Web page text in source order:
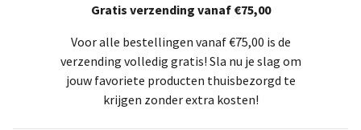
Gratis verzending vanaf €75,00
Voor alle bestellingen vanaf €75,00 is de
verzending volledig gratis! Sla nu je slag om
jouw favoriete producten thuisbezorgd te
krijgen zonder extra kosten!